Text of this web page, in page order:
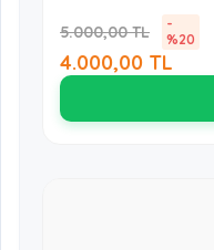
5.000,00 TL
-
%20
4.000,00 TL